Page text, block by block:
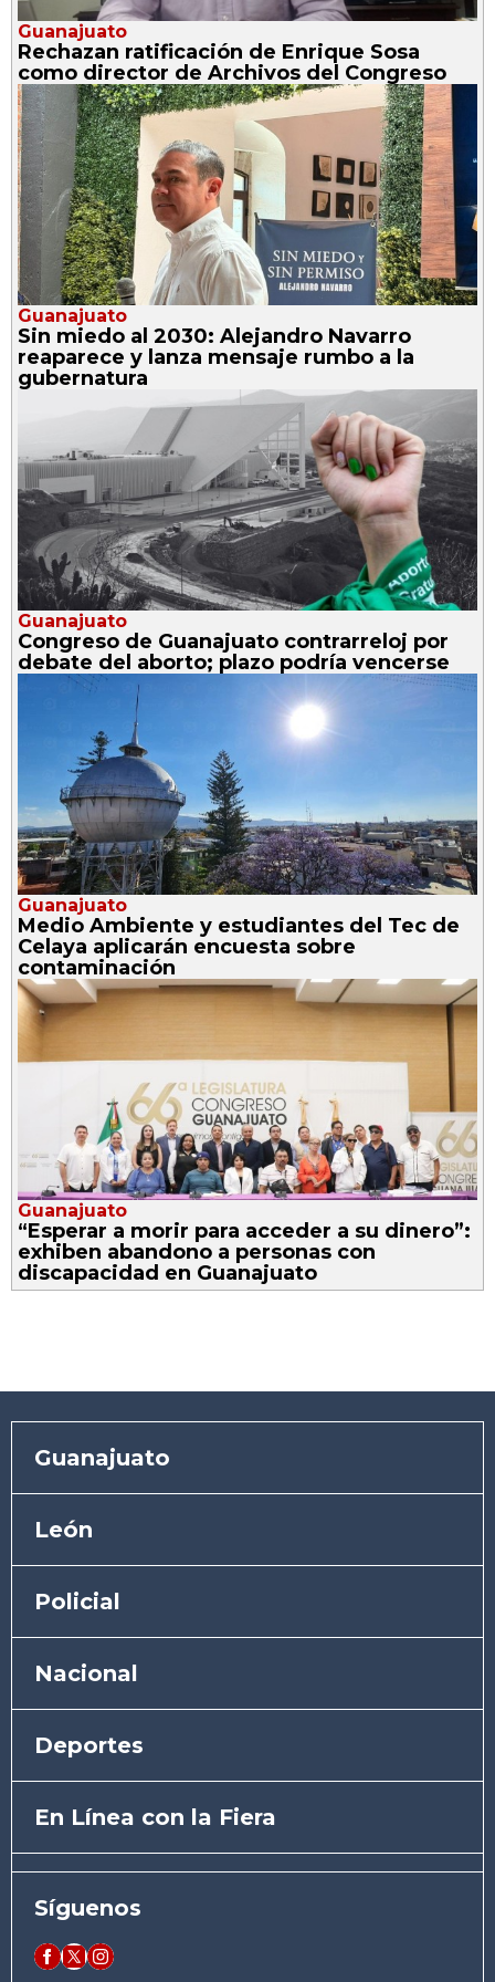
Guanajuato
Rechazan ratificación de Enrique Sosa
como director de Archivos del Congreso
Guanajuato
Sin miedo al 2030: Alejandro Navarro
reaparece y lanza mensaje rumbo a la
gubernatura
Guanajuato
Congreso de Guanajuato contrarreloj por
debate del aborto; plazo podría vencerse
Guanajuato
Medio Ambiente y estudiantes del Tec de
Celaya aplicarán encuesta sobre
contaminación
Guanajuato
“Esperar a morir para acceder a su dinero”:
exhiben abandono a personas con
discapacidad en Guanajuato
Guanajuato
León
Policial
Nacional
Deportes
En Línea con la Fiera
Síguenos